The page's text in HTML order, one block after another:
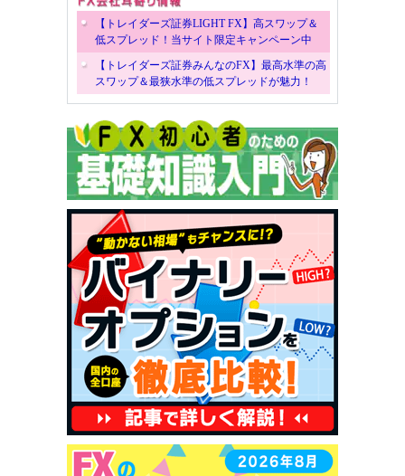
【トレイダーズ証券LIGHT FX】高スワップ＆
低スプレッド！当サイト限定キャンペーン中
【トレイダーズ証券みんなのFX】最高水準の高
スワップ＆最狭水準の低スプレッドが魅力！